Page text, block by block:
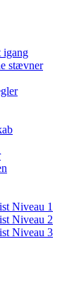
igang
stævner
Niveau 1
Niveau 2
Niveau 3